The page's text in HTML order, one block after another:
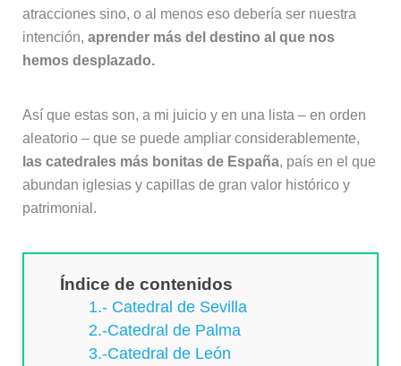
atracciones sino, o al menos eso debería ser nuestra
intención, aprender más del destino al que nos
hemos desplazado.
Así que estas son, a mi juicio y en una lista – en orden
aleatorio – que se puede ampliar considerablemente,
las catedrales más bonitas de España, país en el que
abundan iglesias y capillas de gran valor histórico y
patrimonial.
Índice de contenidos
1.- Catedral de Sevilla
2.-Catedral de Palma
3.-Catedral de León